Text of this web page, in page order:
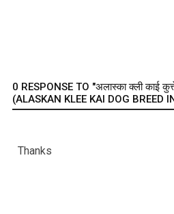
0 RESPONSE TO "अलास्का क्ली काई
(ALASKAN KLEE KAI DOG BREED
Thanks